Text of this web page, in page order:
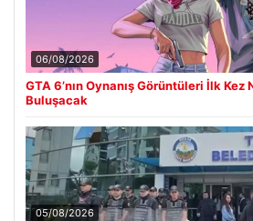
06/08/2026
GTA 6’nın Oynanış Görüntüleri İlk
Buluşacak
05/08/2026